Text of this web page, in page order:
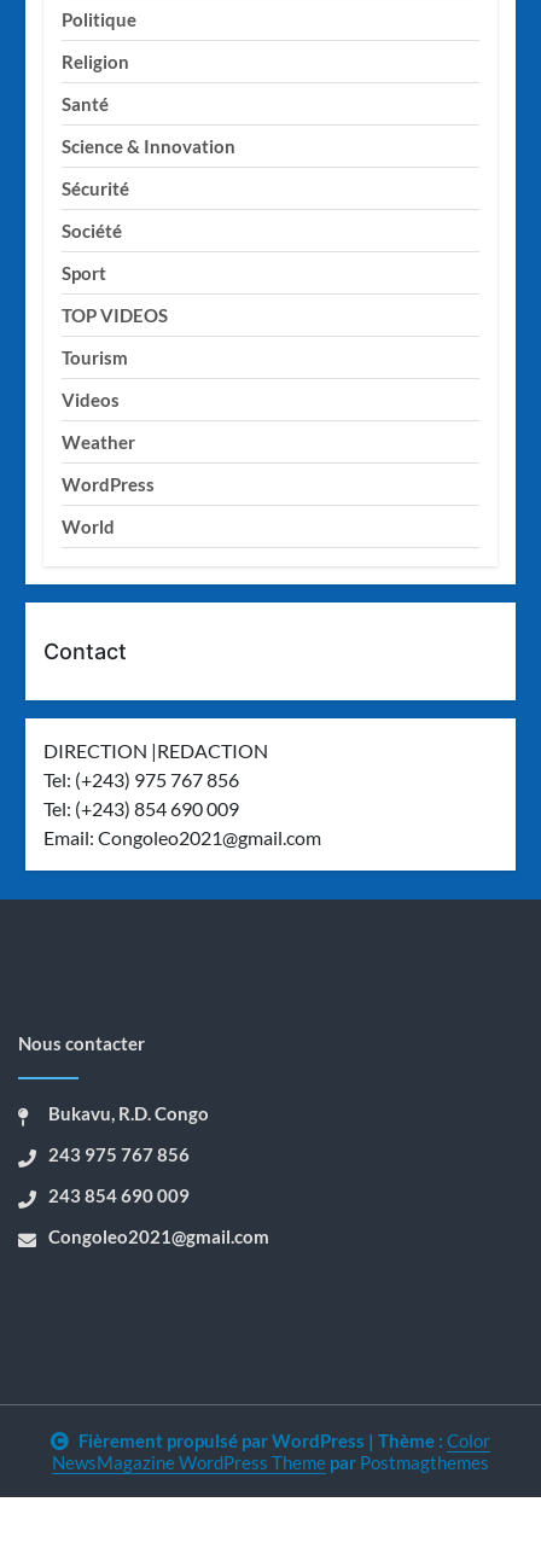
Politique
Religion
Santé
Science & Innovation
Sécurité
Société
Sport
TOP VIDEOS
Tourism
Videos
Weather
WordPress
World
Contact
DIRECTION |REDACTION
Tel: (+243) 975 767 856
Tel: (+243) 854 690 009
Email:Congoleo2021@gmail.com
Nous contacter
Bukavu, R.D. Congo
243 975 767 856
243 854 690 009
Congoleo2021@gmail.com
Fièrement propulsé par WordPress | Thème : Color
NewsMagazine WordPress Theme par Postmagthemes